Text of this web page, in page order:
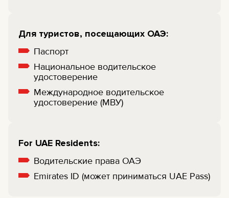
Для туристов, посещающих ОАЭ:
Паспорт
Национальное водительское
удостоверение
Международное водительское
удостоверение (МВУ)
For UAE Residents:
Водительские права ОАЭ
Emirates ID (может приниматься UAE Pass)